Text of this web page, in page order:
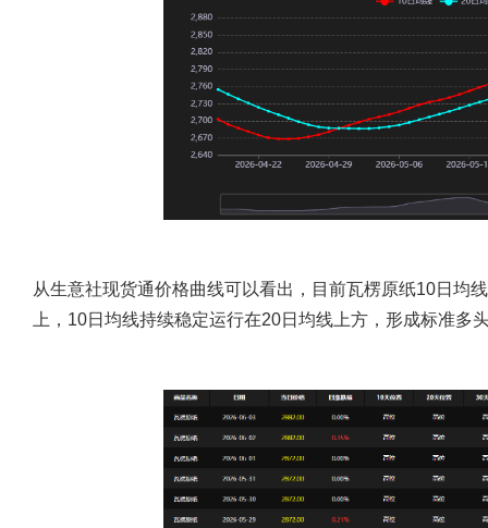
从生意社现货通价格曲线可以看出，目前瓦楞原纸10日均
上，10日均线持续稳定运行在20日均线上方，形成标准多